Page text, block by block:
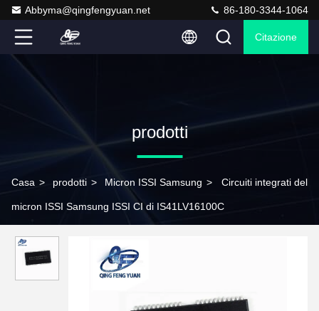
Abbyma@qingfengyuan.net 86-180-3344-1064
Citazione
prodotti
Casa > prodotti > Micron ISSI Samsung > Circuiti integrati del
micron ISSI Samsung ISSI CI di IS41LV16100C